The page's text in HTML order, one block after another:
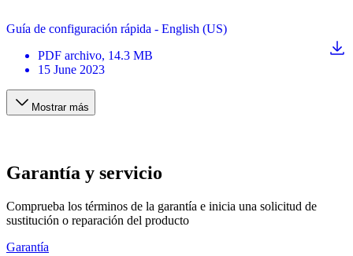
Guía de configuración rápida - English (US)
PDF archivo, 14.3 MB
15 June 2023
Mostrar más
Garantía y servicio
Comprueba los términos de la garantía e inicia una solicitud de
sustitución o reparación del producto
Garantía